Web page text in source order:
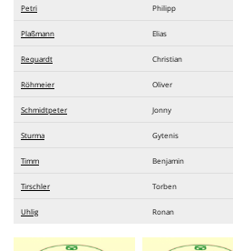
Petri Philipp
Plaßmann Elias
Requardt Christian
Röhmeier Oliver
Schmidtpeter Jonny
Sturma Gytenis
Timm Benjamin
Tirschler Torben
Uhlig Ronan